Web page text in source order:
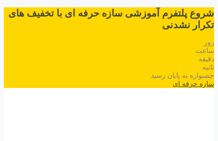
شروع پلتفرم آموزشی سازه حرفه ای با تخفیف های
تکرار نشدنی
روز
ساعت
دقیقه
ثانیه
جشنواره به پایان رسید
سازه حرفه ای